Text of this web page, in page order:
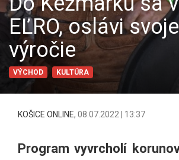
EĽRO, oslávi
výročie
VÝCHOD KULTÚRA
KOŠICE ONLINE, 08.07.2022 | 13:37
Program vyvrcholí